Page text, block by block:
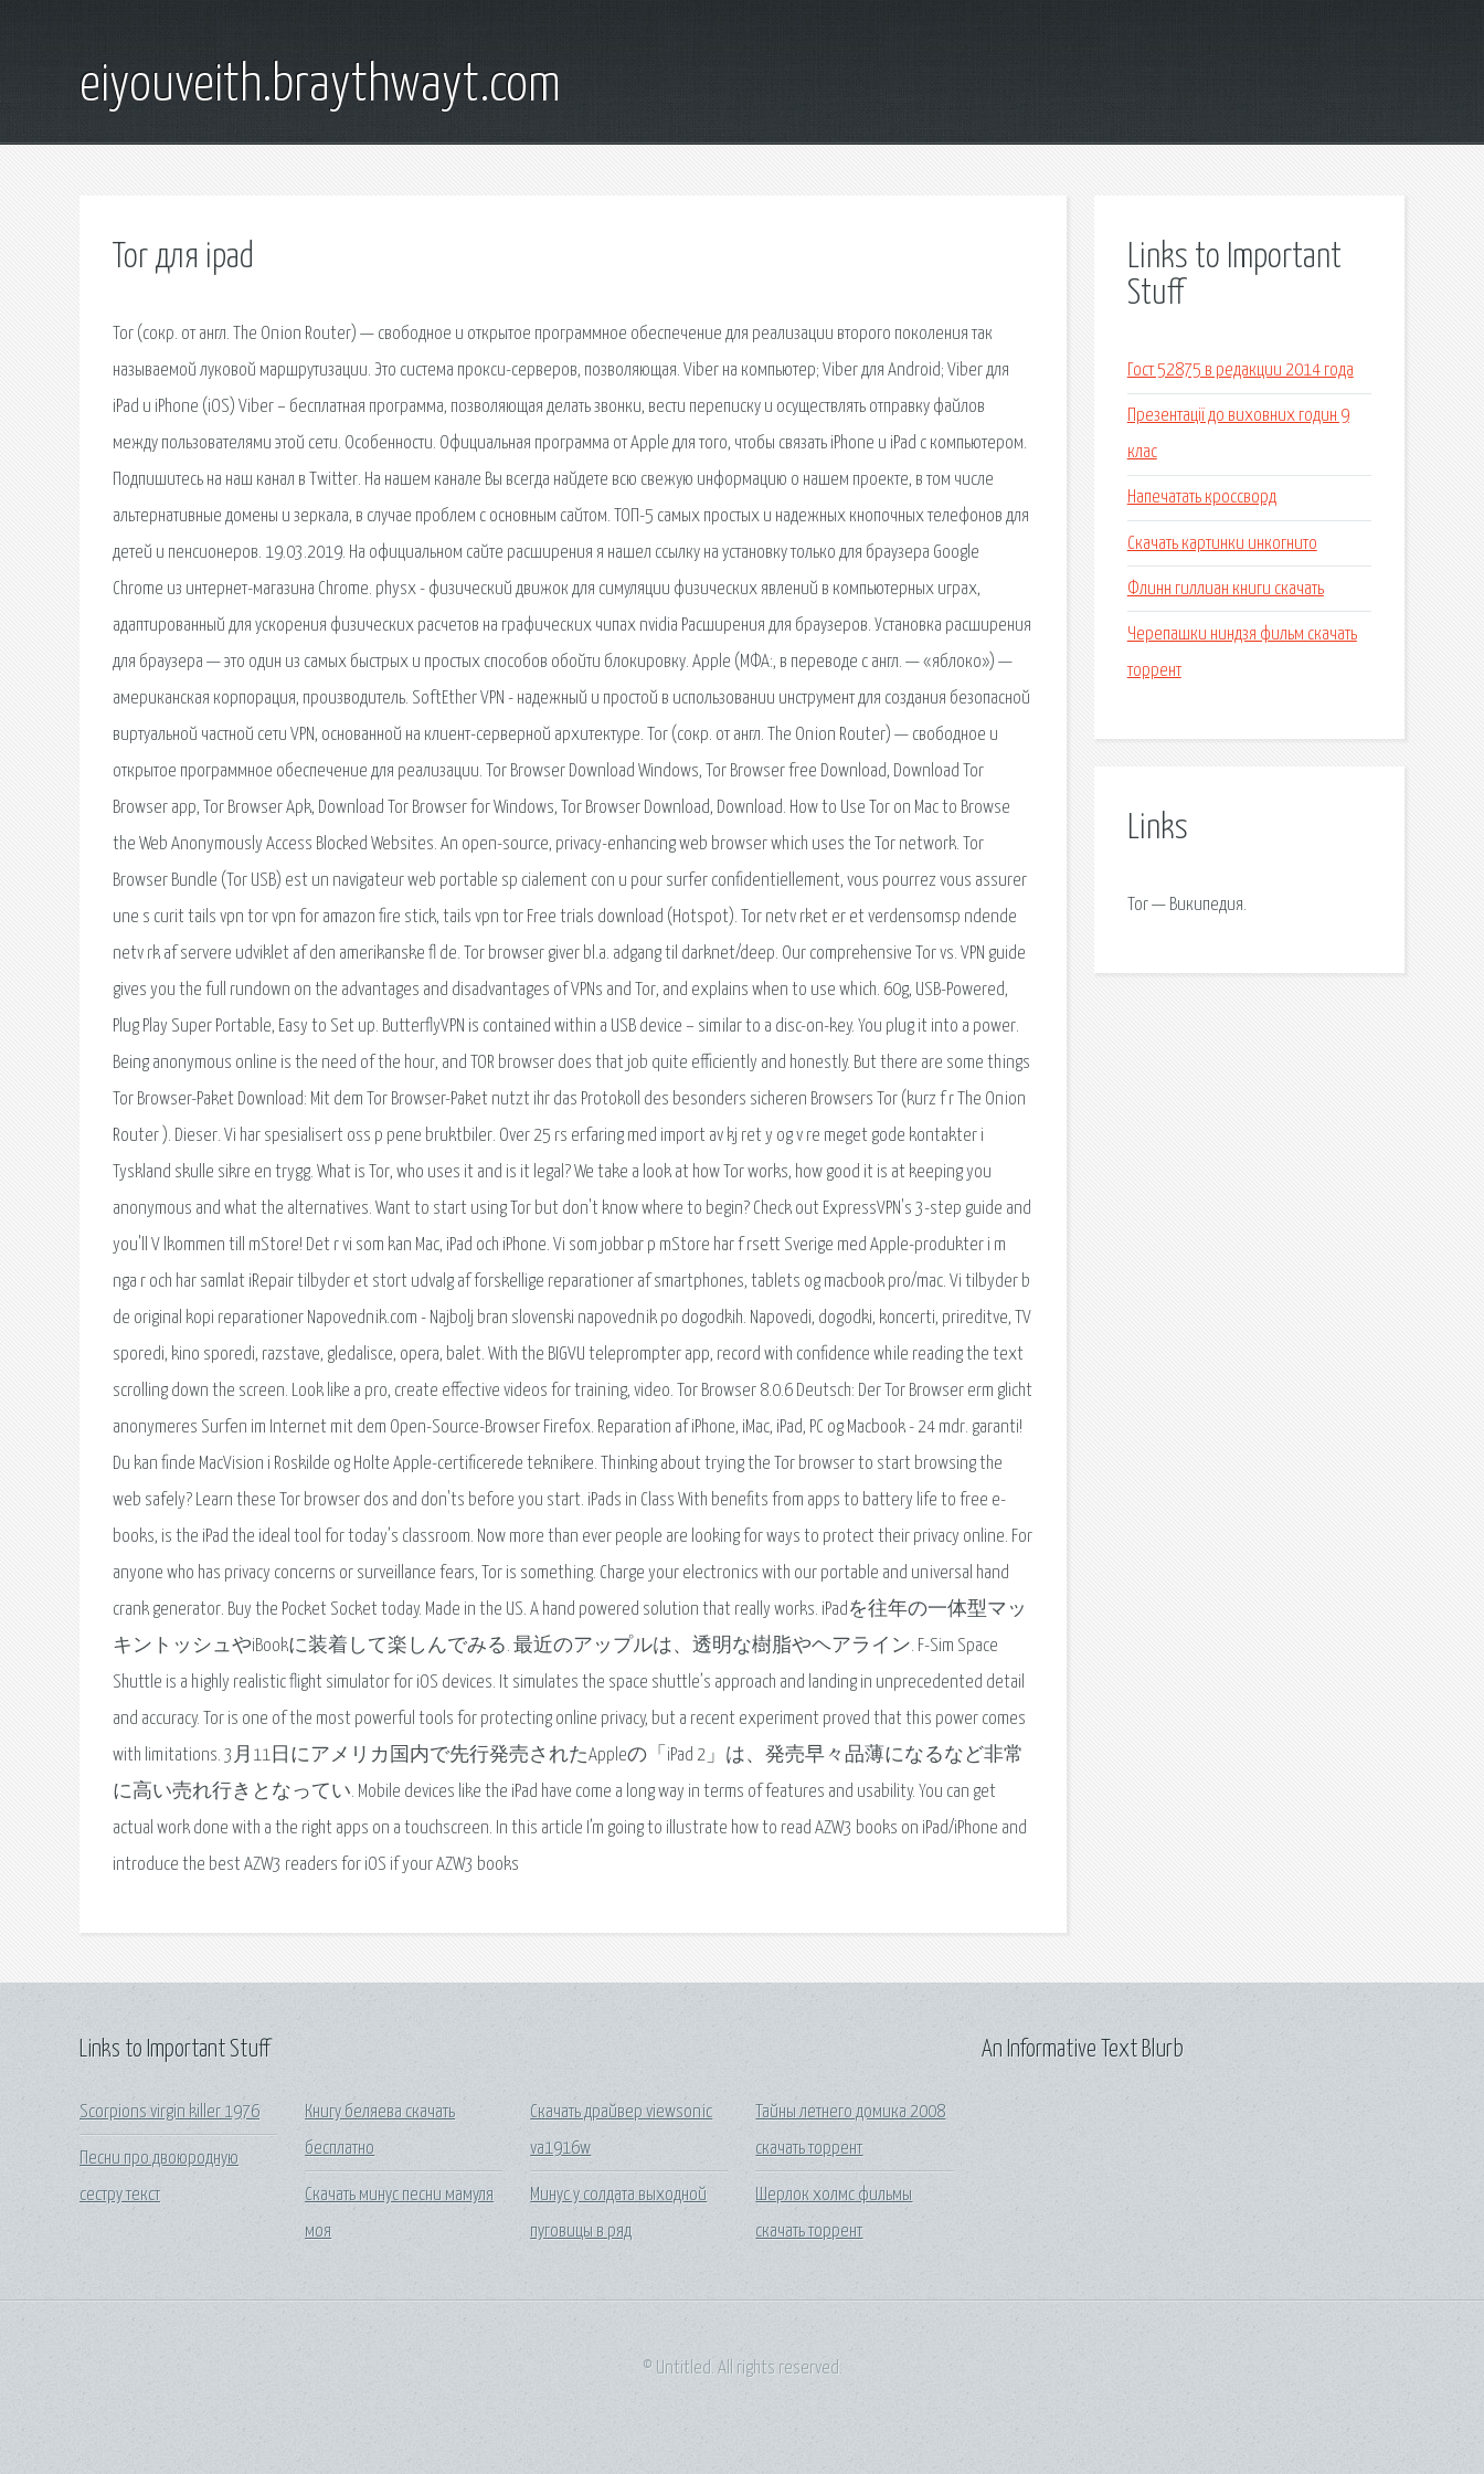
eiyouveith.braythwayt.com
Tor для ipad
Tor (сокр. от англ. The Onion Router) — свободное и открытое программное обеспечение для реализации второго поколения так
называемой луковой маршрутизации. Это система прокси-серверов, позволяющая. Viber на компьютер; Viber для Android; Viber для
iPad и iPhone (iOS) Viber – бесплатная программа, позволяющая делать звонки, вести переписку и осуществлять отправку файлов
между пользователями этой сети. Особенности. Официальная программа от Apple для того, чтобы связать iPhone и iPad с компьютером.
Подпишитесь на наш канал в Twitter. На нашем канале Вы всегда найдете всю свежую информацию о нашем проекте, в том числе
альтернативные домены и зеркала, в случае проблем с основным сайтом. ТОП-5 самых простых и надежных кнопочных телефонов для
детей и пенсионеров. 19.03.2019. На официальном сайте расширения я нашел ссылку на установку только для браузера Google
Chrome из интернет-магазина Chrome. physx - физический движок для симуляции физических явлений в компьютерных играх,
адаптированный для ускорения физических расчетов на графических чипах nvidia Расширения для браузеров. Установка расширения
для браузера — это один из самых быстрых и простых способов обойти блокировку. Apple (МФА:, в переводе с англ. — «яблоко») —
американская корпорация, производитель. SoftEther VPN - надежный и простой в использовании инструмент для создания безопасной
виртуальной частной сети VPN, основанной на клиент-серверной архитектуре. Tor (сокр. от англ. The Onion Router) — свободное и
открытое программное обеспечение для реализации. Tor Browser Download Windows, Tor Browser free Download, Download Tor
Browser app, Tor Browser Apk, Download Tor Browser for Windows, Tor Browser Download, Download. How to Use Tor on Mac to Browse
the Web Anonymously Access Blocked Websites. An open-source, privacy-enhancing web browser which uses the Tor network. Tor
Browser Bundle (Tor USB) est un navigateur web portable sp cialement con u pour surfer confidentiellement, vous pourrez vous assurer
une s curit tails vpn tor vpn for amazon fire stick, tails vpn tor Free trials download (Hotspot). Tor netv rket er et verdensomsp ndende
netv rk af servere udviklet af den amerikanske fl de. Tor browser giver bl.a. adgang til darknet/deep. Our comprehensive Tor vs. VPN guide
gives you the full rundown on the advantages and disadvantages of VPNs and Tor, and explains when to use which. 60g, USB-Powered,
Plug Play Super Portable, Easy to Set up. ButterflyVPN is contained within a USB device – similar to a disc-on-key. You plug it into a power.
Being anonymous online is the need of the hour, and TOR browser does that job quite efficiently and honestly. But there are some things
Tor Browser-Paket Download: Mit dem Tor Browser-Paket nutzt ihr das Protokoll des besonders sicheren Browsers Tor (kurz f r The Onion
Router ). Dieser. Vi har spesialisert oss p pene bruktbiler. Over 25 rs erfaring med import av kj ret y og v re meget gode kontakter i
Tyskland skulle sikre en trygg. What is Tor, who uses it and is it legal? We take a look at how Tor works, how good it is at keeping you
anonymous and what the alternatives. Want to start using Tor but don't know where to begin? Check out ExpressVPN's 3-step guide and
you'll V lkommen till mStore! Det r vi som kan Mac, iPad och iPhone. Vi som jobbar p mStore har f rsett Sverige med Apple-produkter i m
nga r och har samlat iRepair tilbyder et stort udvalg af forskellige reparationer af smartphones, tablets og macbook pro/mac. Vi tilbyder b
de original kopi reparationer Napovednik.com - Najbolj bran slovenski napovednik po dogodkih. Napovedi, dogodki, koncerti, prireditve, TV
sporedi, kino sporedi, razstave, gledalisce, opera, balet. With the BIGVU teleprompter app, record with confidence while reading the text
scrolling down the screen. Look like a pro, create effective videos for training, video. Tor Browser 8.0.6 Deutsch: Der Tor Browser erm glicht
anonymeres Surfen im Internet mit dem Open-Source-Browser Firefox. Reparation af iPhone, iMac, iPad, PC og Macbook - 24 mdr. garanti!
Du kan finde MacVision i Roskilde og Holte Apple-certificerede teknikere. Thinking about trying the Tor browser to start browsing the
web safely? Learn these Tor browser dos and don'ts before you start. iPads in Class With benefits from apps to battery life to free e-
books, is the iPad the ideal tool for today’s classroom. Now more than ever people are looking for ways to protect their privacy online. For
anyone who has privacy concerns or surveillance fears, Tor is something. Charge your electronics with our portable and universal hand
crank generator. Buy the Pocket Socket today. Made in the US. A hand powered solution that really works. iPadを往年の一体型マッ
キントッシュやiBookに装着して楽しんでみる. 最近のアップルは、透明な樹脂やヘアライン. F-Sim Space
Shuttle is a highly realistic flight simulator for iOS devices. It simulates the space shuttle’s approach and landing in unprecedented detail
and accuracy. Tor is one of the most powerful tools for protecting online privacy, but a recent experiment proved that this power comes
with limitations. 3月11日にアメリカ国内で先行発売されたAppleの「iPad 2」は、発売早々品薄になるなど非常
に高い売れ行きとなってい. Mobile devices like the iPad have come a long way in terms of features and usability. You can get
actual work done with a the right apps on a touchscreen. In this article I’m going to illustrate how to read AZW3 books on iPad/iPhone and
introduce the best AZW3 readers for iOS if your AZW3 books
Links to Important
Stuff
Гост 52875 в редакции 2014 года
Презентації до виховних годин 9
клас
Напечатать кроссворд
Скачать картинки инкогнито
Флинн гиллиан книги скачать
Черепашки ниндзя фильм скачать
торрент
Links
Tor — Википедия.
Links to Important Stuff
Scorpions virgin killer 1976
Песни про двоюродную
сестру текст
Книгу беляева скачать
бесплатно
Скачать минус песни мамуля
моя
Скачать драйвер viewsonic
va1916w
Минус у солдата выходной
пуговицы в ряд
Тайны летнего домика 2008
скачать торрент
Шерлок холмс фильмы
скачать торрент
An Informative Text Blurb
© Untitled. All rights reserved.